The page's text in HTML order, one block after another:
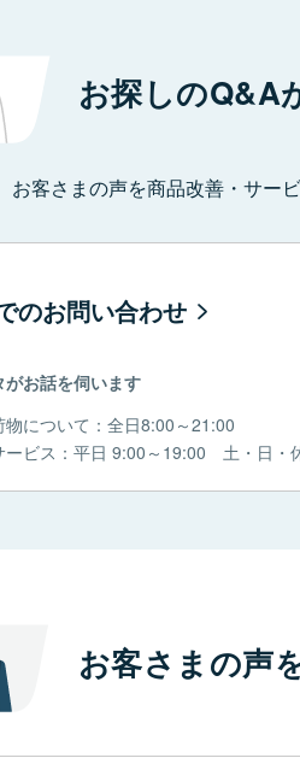
お探しのQ&A
お客さまの声を商品改善・サー
のお問い合わせ
がお話を伺います
物について：全日8:00～21:00
ービス：平日 9:00～19:00 土・日・
お客さまの声